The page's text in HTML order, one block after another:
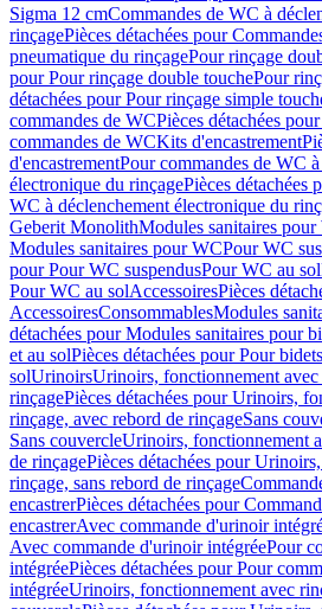
Sigma 12 cmCommandes de WC à
rinçagePièces détachées pour
pneumatique du rinçagePour rinçage
pour Pour rinçage double touchePour
détachées pour Pour rinçage simple
commandes de WCPièces détachées
commandes de WCKits d'encastrement
d'encastrementPour commandes de WC
électronique du rinçagePièces détachées
WC à déclenchement électronique du
Geberit MonolithModules sanitaires pour
Modules sanitaires pour WCPour WC
pour Pour WC suspendusPour WC au sol
Pour WC au solAccessoiresPièces
AccessoiresConsommablesModules
détachées pour Modules sanitaires pour
et au solPièces détachées pour Pour
solUrinoirsUrinoirs, fonctionnement
rinçagePièces détachées pour Urinoirs,
rinçage, avec rebord de rinçageSans
Sans couvercleUrinoirs, fonctionnement
de rinçagePièces détachées pour
rinçage, sans rebord de rinçage
encastrerPièces détachées pour
encastrerAvec commande d'urinoir
Avec commande d'urinoir intégréePour
intégréePièces détachées pour Pour
intégréeUrinoirs, fonctionnement avec